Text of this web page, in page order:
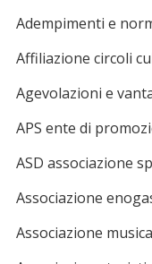
Adempimenti e
Affiliazione circoli
Agevolazioni e
APS ente di
ASD associazione
Associazione
Associazione